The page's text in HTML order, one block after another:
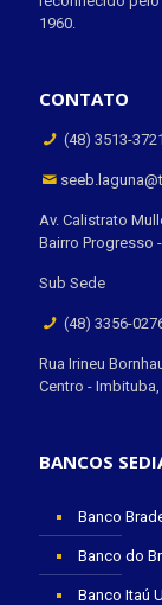
1960.
CONTATO
(48) 3513-3721
Av. Calistrato
Bairro Progresso
Sub Sede
(48) 3356-
Rua Irineu
Centro - Imbituba,
BANCOS
Banco
Banco do
Banco Itaú